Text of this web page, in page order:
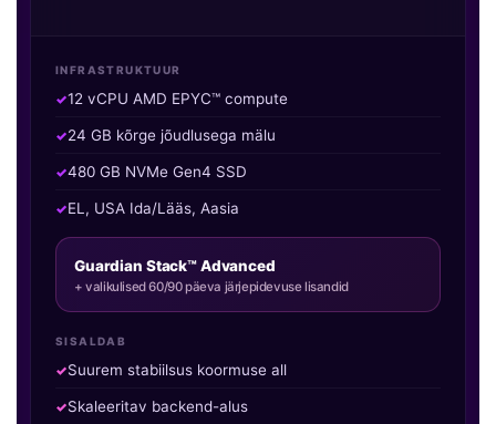
INFRASTRUKTUUR
12 vCPU AMD EPYC™ compute
24 GB kõrge jõudlusega mälu
480 GB NVMe Gen4 SSD
EL, USA Ida/Lääs, Aasia
Guardian Stack™ Advanced
+ valikulised 60/90 päeva järjepidevuse lisandid
SISALDAB
Suurem stabiilsus koormuse all
Skaleeritav backend-alus